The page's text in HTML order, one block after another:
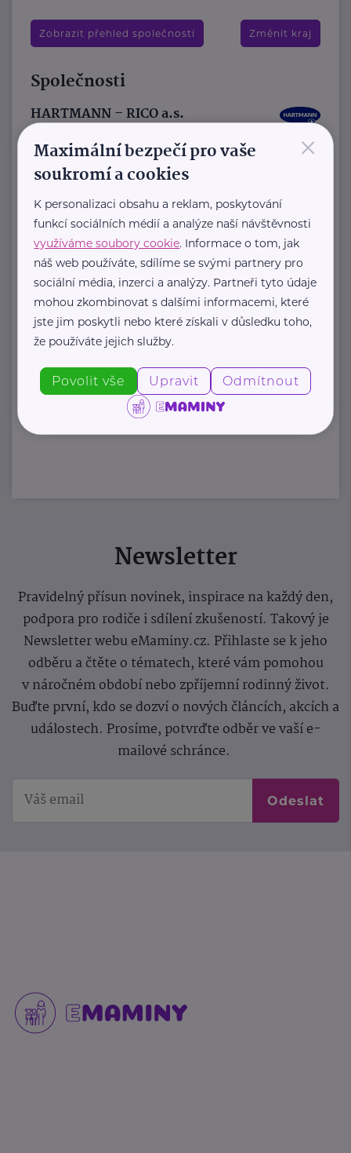
Zobrazit přehled společností Změnit kraj
Společnosti
HARTMANN – RICO a.s.
HARTMANN je odborník na
zdravotnické pomůcky a hygienická
řešení s dlouholetou tradicí.
Zaměřuje ...
https://hartmanndirect.com/cs-cz
+420 800 100 150
info@hartmanndirect.cz
Zobrazit přehled společností
Newsletter
Pravidelný přísun novinek, inspirace na každý den,
podpora pro rodiče i sdílení zkušeností. Takový je
Newsletter webu eMaminy.cz. Přihlaste se k jeho
odběru a čtěte o tématech, které vám pomohou
v náročném období nebo zpříjemní rodinný život.
Buďte první, kdo se dozví o nových článcích, akcích a
událostech. Prosíme, potvrďte odběr ve vaší e-
mailové schránce.
Odeslat
×
Maximální bezpečí pro vaše
soukromí a cookies
K personalizaci obsahu a reklam, poskytování
funkcí sociálních médií a analýze naší návštěvnosti
využíváme soubory cookie. Informace o tom, jak
náš web používáte, sdílíme se svými partnery pro
sociální média, inzerci a analýzy. Partneři tyto údaje
mohou zkombinovat s dalšími informacemi, které
jste jim poskytli nebo které získali v důsledku toho,
že používáte jejich služby.
Povolit vše Upravit Odmítnout